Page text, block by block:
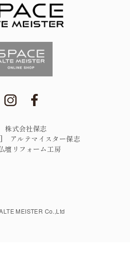
株式会社保志
アルテマイスター保志
壇リフォーム工房
MEISTER Co.,Ltd